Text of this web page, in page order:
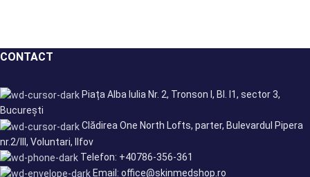
CONTACT
Piața Alba Iulia Nr. 2, Tronson I, Bl. I1, sector 3,
București
Clădirea One North Lofts, parter, Bulevardul Pipera
nr.2/III, Voluntari, Ilfov
Telefon: +40786-356-361
Email: office@skinmedshop.ro